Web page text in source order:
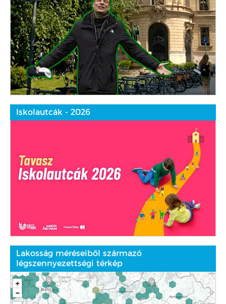
Iskolautcák - 2026
Lakosság méréseiből származó
légszennyezettségi térkép